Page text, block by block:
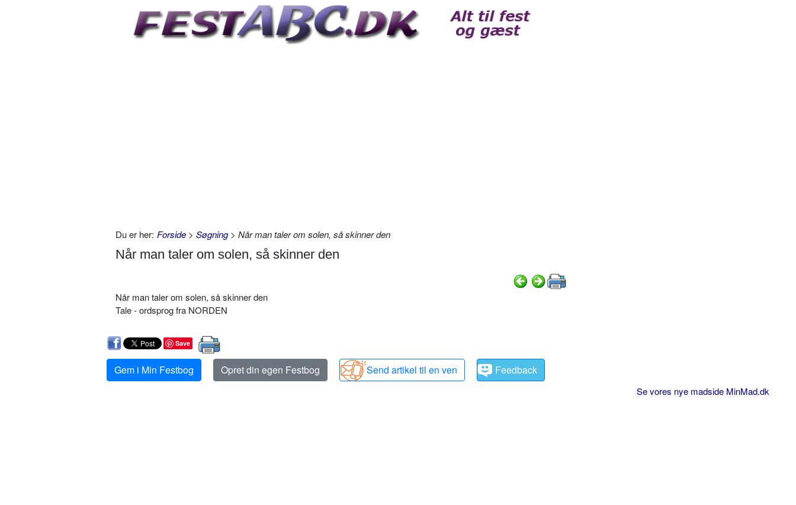
Du er her: Forside > Søgning> Når man taler om solen, så skinner den
Når man taler om solen, så skinner den
Når man taler om solen, så skinner den
Tale - ordsprog fra NORDEN
Save
Gem i Min Festbog Opret din egen Festbog Send artikel til en ven Feedback
Se vores nye madside MinMad.dk